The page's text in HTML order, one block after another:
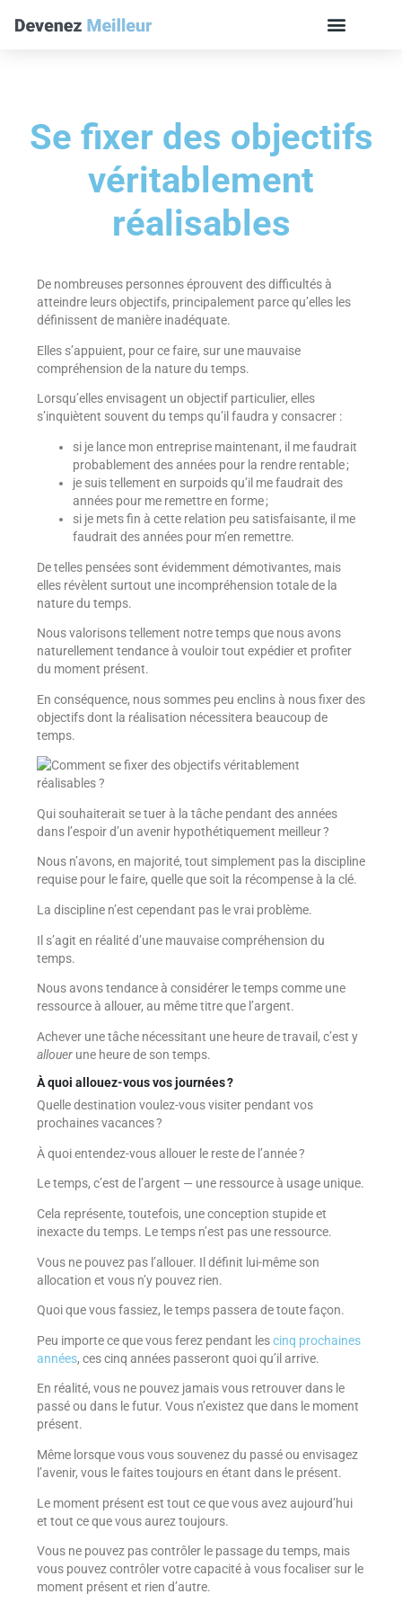
Se fixer des objectifs
véritablement
réalisables
De nombreuses personnes éprouvent des difficultés à
atteindre leurs objectifs, principalement parce qu’elles les
définissent de manière inadéquate.
Elles s’appuient, pour ce faire, sur une mauvaise
compréhension de la nature du temps.
Lorsqu’elles envisagent un objectif particulier, elles
s’inquiètent souvent du temps qu’il faudra y consacrer :
si je lance mon entreprise maintenant, il me faudrait
probablement des années pour la rendre rentable ;
je suis tellement en surpoids qu’il me faudrait des
années pour me remettre en forme ;
si je mets fin à cette relation peu satisfaisante, il me
faudrait des années pour m’en remettre.
De telles pensées sont évidemment démotivantes, mais
elles révèlent surtout une incompréhension totale de la
nature du temps.
Nous valorisons tellement notre temps que nous avons
naturellement tendance à vouloir tout expédier et profiter
du moment présent.
En conséquence, nous sommes peu enclins à nous fixer des
objectifs dont la réalisation nécessitera beaucoup de
temps.
Qui souhaiterait se tuer à la tâche pendant des années
dans l’espoir d’un avenir hypothétiquement meilleur ?
Nous n’avons, en majorité, tout simplement pas la discipline
requise pour le faire, quelle que soit la récompense à la clé.
La discipline n’est cependant pas le vrai problème.
Il s’agit en réalité d’une mauvaise compréhension du
temps.
Nous avons tendance à considérer le temps comme une
ressource à allouer, au même titre que l’argent.
Achever une tâche nécessitant une heure de travail, c’est y
allouerune heure de son temps.
À quoi allouez-vous vos journées ?
Quelle destination voulez-vous visiter pendant vos
prochaines vacances ?
À quoi entendez-vous allouer le reste de l’année ?
Le temps, c’est de l’argent — une ressource à usage unique.
Cela représente, toutefois, une conception stupide et
inexacte du temps. Le temps n’est pas une ressource.
Vous ne pouvez pas l’allouer. Il définit lui-même son
allocation et vous n’y pouvez rien.
Quoi que vous fassiez, le temps passera de toute façon.
Peu importe ce que vous ferez pendant lescinq prochaines
années, ces cinq années passeront quoi qu’il arrive.
En réalité, vous ne pouvez jamais vous retrouver dans le
passé ou dans le futur. Vous n’existez que dans le moment
présent.
Même lorsque vous vous souvenez du passé ou envisagez
l’avenir, vous le faites toujours en étant dans le présent.
Le moment présent est tout ce que vous avez aujourd’hui
et tout ce que vous aurez toujours.
Vous ne pouvez pas contrôler le passage du temps, mais
vous pouvez contrôler votre capacité à vous focaliser sur le
moment présent et rien d’autre.